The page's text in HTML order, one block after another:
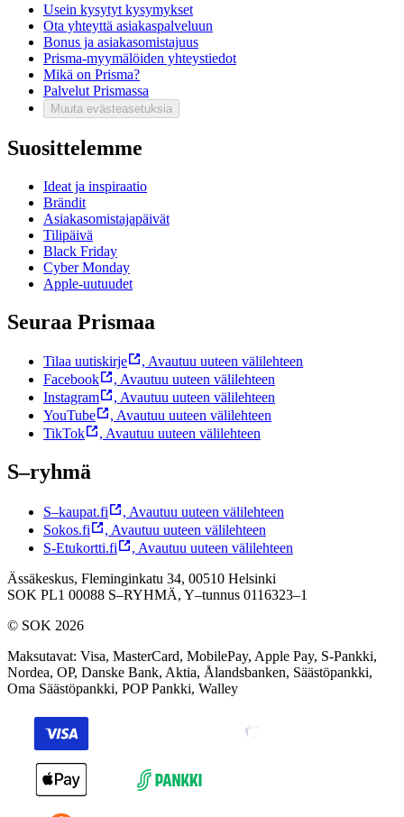
Usein kysytyt kysymykset
Ota yhteyttä asiakaspalveluun
Bonus ja asiakasomistajuus
Prisma-myymälöiden yhteystiedot
Mikä on Prisma?
Palvelut Prismassa
Muuta evästeasetuksia
Suosittelemme
Ideat ja inspiraatio
Brändit
Asiakasomistajapäivät
Tilipäivä
Black Friday
Cyber Monday
Apple-uutuudet
Seuraa Prismaa
Tilaa uutiskirje , Avautuu uuteen välilehteen
Facebook
, Avautuu uuteen välilehteen
Instagram
, Avautuu uuteen välilehteen
YouTube
, Avautuu uuteen välilehteen
TikTok
, Avautuu uuteen välilehteen
S–ryhmä
S–kaupat.fi , Avautuu uuteen välilehteen
Sokos.fi
, Avautuu uuteen välilehteen
S-Etukortti.fi
, Avautuu uuteen välilehteen
Ässäkeskus, Fleminginkatu 34, 00510 Helsinki
SOK PL1 00088 S–RYHMÄ, Y–tunnus 0116323–1
© SOK 2026
Maksutavat: Visa, MasterCard, MobilePay, Apple Pay, S-Pankki,
Nordea, OP, Danske Bank, Aktia, Ålandsbanken, Säästöpankki,
Oma Säästöpankki, POP Pankki, Walley